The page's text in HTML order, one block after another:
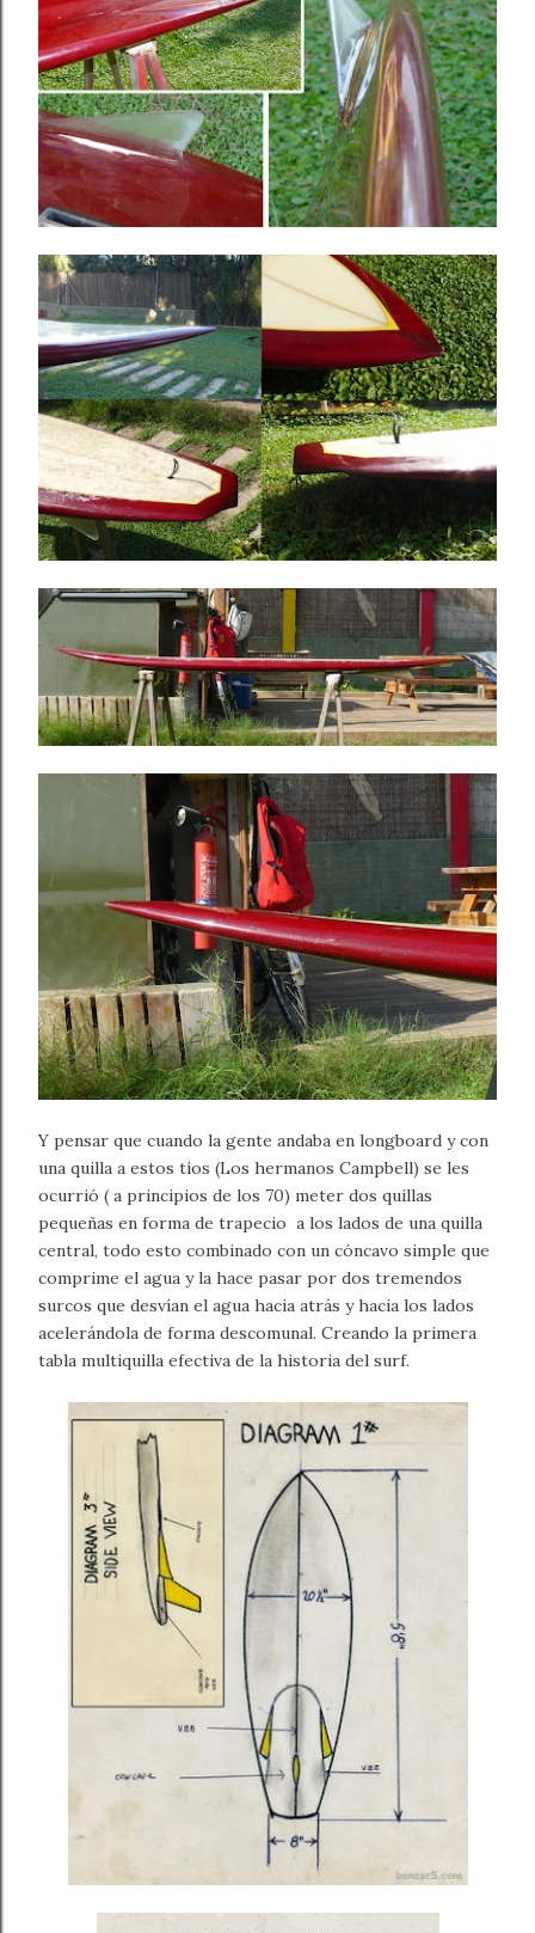
Y pensar que cuando la gente andaba en longboard y con
una quilla a estos tíos (Los hermanos Campbell) se les
ocurrió ( a principios de los 70) meter dos quillas
pequeñas en forma de trapecio a los lados de una quilla
central, todo esto combinado con un cóncavo simple que
comprime el agua y la hace pasar por dos tremendos
surcos que desvían el agua hacia atrás y hacia los lados
acelerándola de forma descomunal. Creando la primera
tabla multiquilla efectiva de la historia del surf.